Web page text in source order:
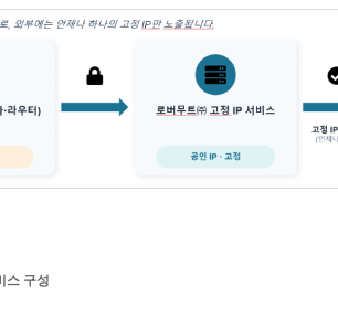
스 구성